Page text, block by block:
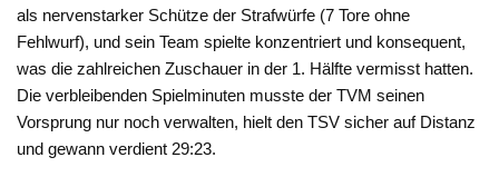
als nervenstarker Schütze der Strafwürfe (7 Tore ohne
Fehlwurf), und sein Team spielte konzentriert und konsequent,
was die zahlreichen Zuschauer in der 1. Hälfte vermisst hatten.
Die verbleibenden Spielminuten musste der TVM seinen
Vorsprung nur noch verwalten, hielt den TSV sicher auf Distanz
und gewann verdient 29:23.